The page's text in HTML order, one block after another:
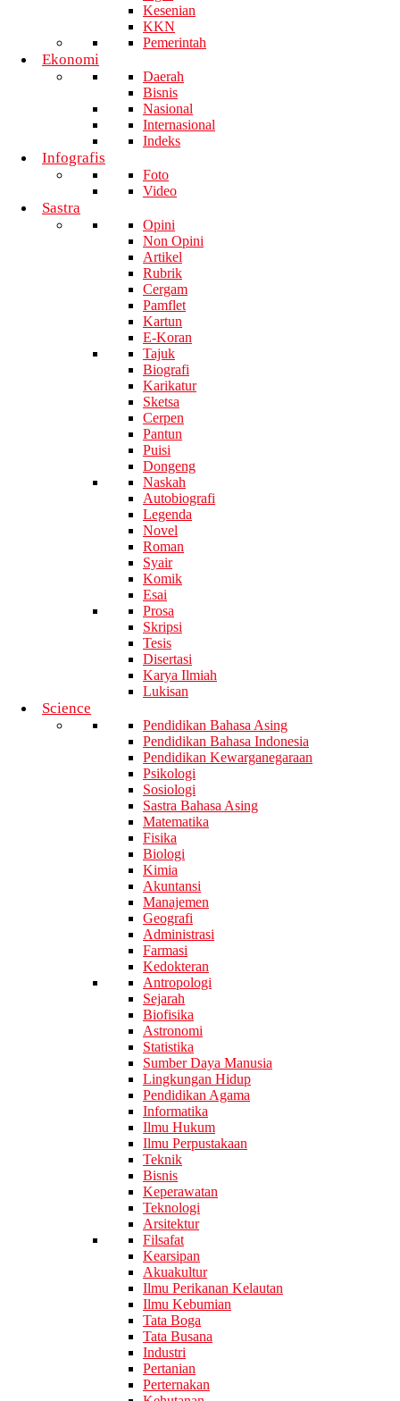
Kesenian
KKN
Pemerintah
Ekonomi
Daerah
Bisnis
Nasional
Internasional
Indeks
Infografis
Foto
Video
Sastra
Opini
Non Opini
Artikel
Rubrik
Cergam
Pamflet
Kartun
E-Koran
Tajuk
Biografi
Karikatur
Sketsa
Cerpen
Pantun
Puisi
Dongeng
Naskah
Autobiografi
Legenda
Novel
Roman
Syair
Komik
Esai
Prosa
Skripsi
Tesis
Disertasi
Karya Ilmiah
Lukisan
Science
Pendidikan Bahasa Asing
Pendidikan Bahasa Indonesia
Pendidikan Kewarganegaraan
Psikologi
Sosiologi
Sastra Bahasa Asing
Matematika
Fisika
Biologi
Kimia
Akuntansi
Manajemen
Geografi
Administrasi
Farmasi
Kedokteran
Antropologi
Sejarah
Biofisika
Astronomi
Statistika
Sumber Daya Manusia
Lingkungan Hidup
Pendidikan Agama
Informatika
Ilmu Hukum
Ilmu Perpustakaan
Teknik
Bisnis
Keperawatan
Teknologi
Arsitektur
Filsafat
Kearsipan
Akuakultur
Ilmu Perikanan Kelautan
Ilmu Kebumian
Tata Boga
Tata Busana
Industri
Pertanian
Perternakan